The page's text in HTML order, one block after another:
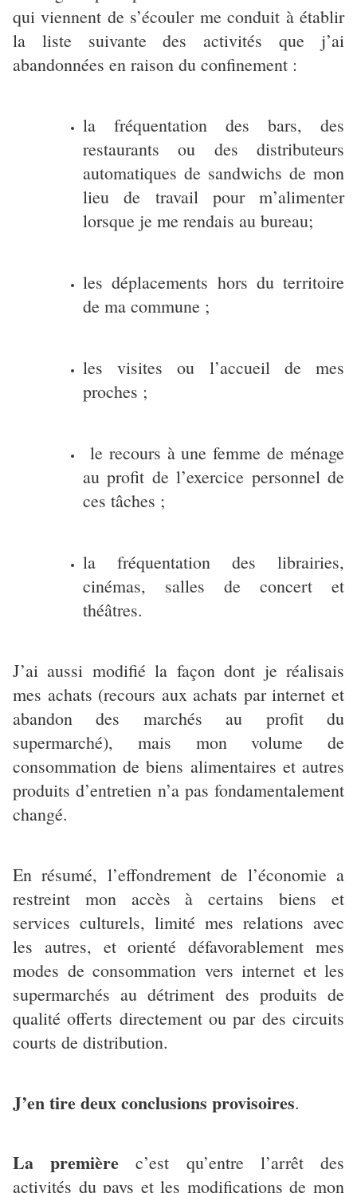
qui viennent de s’écouler me conduit à établir
la liste suivante des activités que j’ai
abandonnées en raison du confinement :
la fréquentation des bars, des
restaurants ou des distributeurs
automatiques de sandwichs de mon
lieu de travail pour m’alimenter
lorsque je me rendais au bureau;
les déplacements hors du territoire
de ma commune ;
les visites ou l’accueil de mes
proches ;
le recours à une femme de ménage
au profit de l’exercice personnel de
ces tâches ;
la fréquentation des librairies,
cinémas, salles de concert et
théâtres.
J’ai aussi modifié la façon dont je réalisais
mes achats (recours aux achats par internet et
abandon des marchés au profit du
supermarché), mais mon volume de
consommation de biens alimentaires et autres
produits d’entretien n’a pas fondamentalement
changé.
En résumé, l’effondrement de l’économie a
restreint mon accès à certains biens et
services culturels, limité mes relations avec
les autres, et orienté défavorablement mes
modes de consommation vers internet et les
supermarchés au détriment des produits de
qualité offerts directement ou par des circuits
courts de distribution.
J’en tire deux conclusions provisoires.
La première c’est qu’entre l’arrêt des
activités du pays et les modifications de mon